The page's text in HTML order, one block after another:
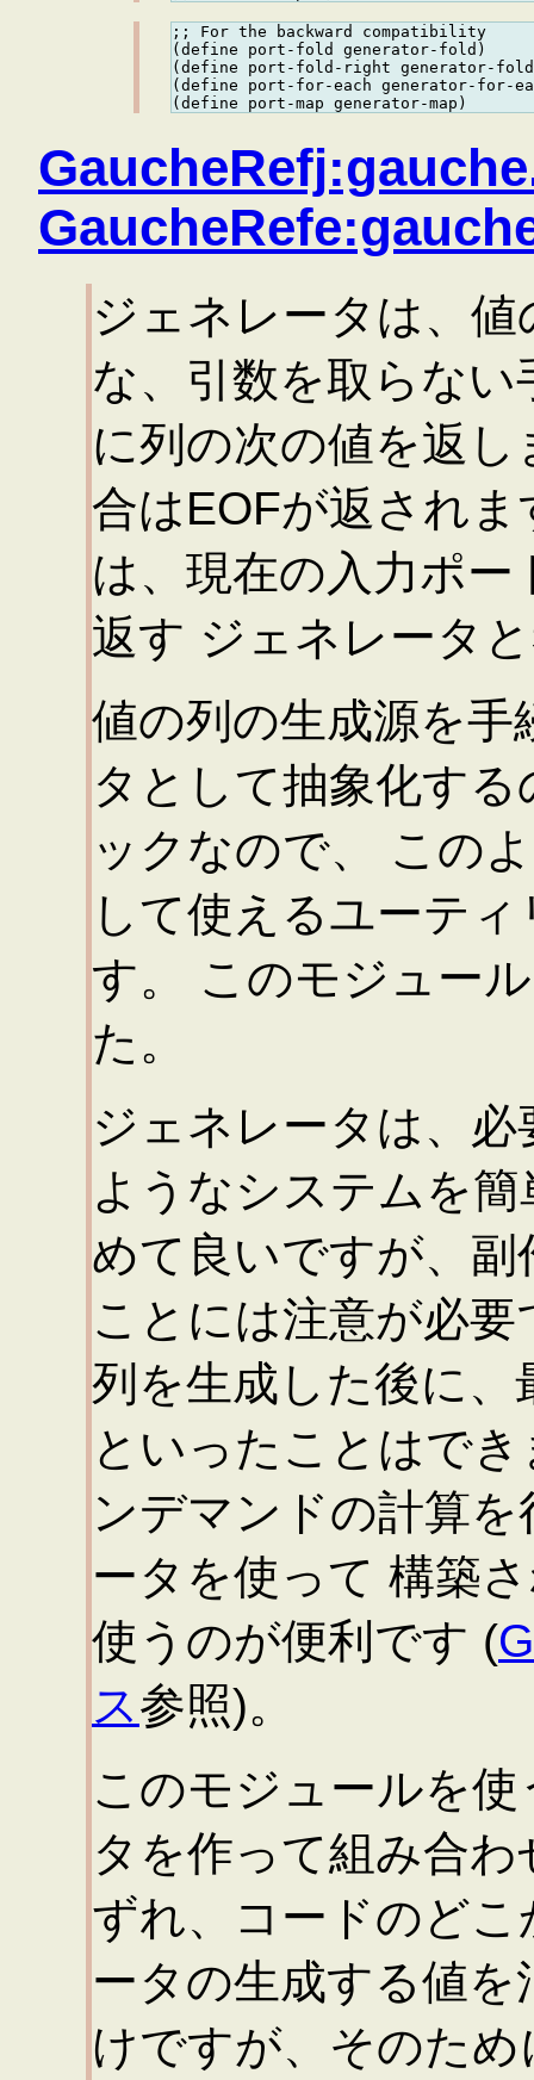
;; For the backward compatibility
(define port-fold generator-fold)
(define port-fold-right generator-
(define port-for-each generator-for-
ジェネレータは、
な、引数を取らな
に列の次の値を返
合はEOFが返され
は、現在の入力ポ
返す ジェネレータ
値の列の生成源を
タとして抽象化す
ックなので、 この
して使えるユーテ
す。 このモジュー
た。
ジェネレータは、
ようなシステムを
めて良いですが、
ことには注意が必
列を生成した後に
といったことはで
ンデマンドの計算
ータを使って 構築
使うのが便利です (
ス参照)。
このモジュールを
タを作って組み合
ずれ、コードのど
ータの生成する値
けですが、そのた